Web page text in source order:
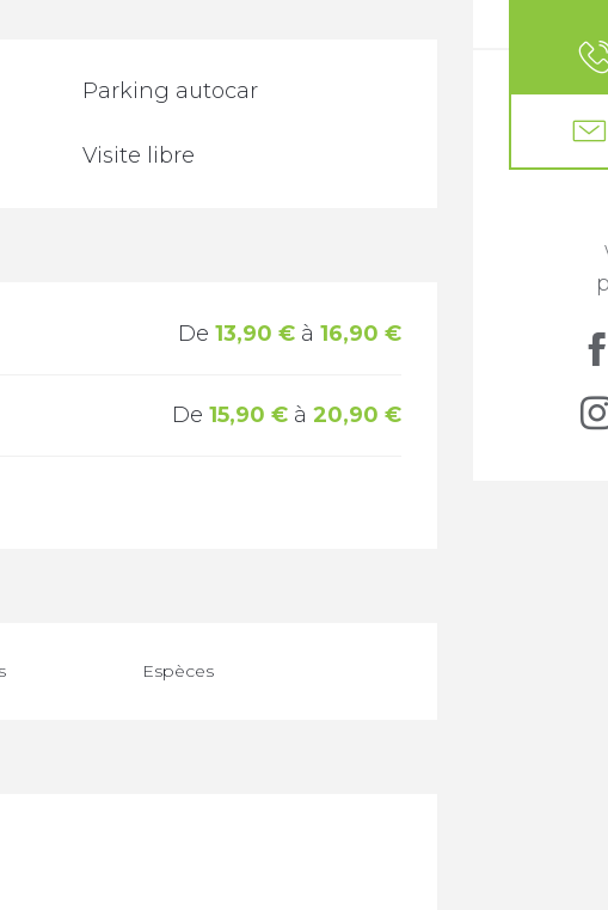
Parking autocar
Visite libre
De13,90 € à16,90 €
De15,90 € à20,90 €
Espèces